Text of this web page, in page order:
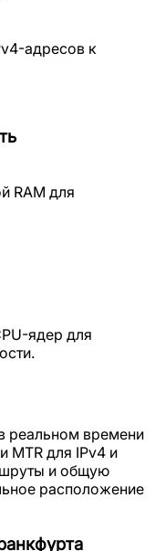
адресов к
RAM для
ядер для
реальном времени
MTR для IPv4 и
и общую
расположение